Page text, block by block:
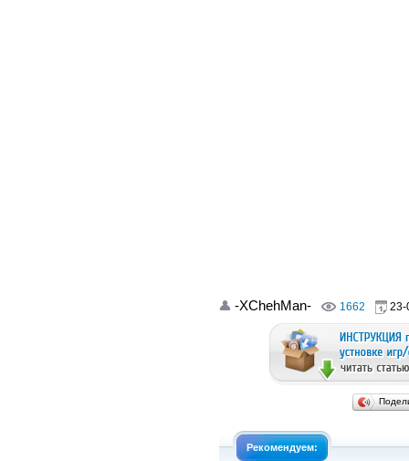
-XChehMan- 1662 23-
Рекомендуем: